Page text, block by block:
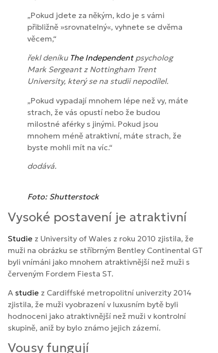
„Pokud jdete za někým, kdo je s vámi
přibližně »srovnatelný«, vyhnete se dvěma
věcem,“
řekl deníku The Independentpsycholog
Mark Sergeant z Nottingham Trent
University, který se na studii nepodílel.
„Pokud vypadají mnohem lépe než vy, máte
strach, že vás opustí nebo že budou
milostné aférky s jinými. Pokud jsou
mnohem méně atraktivní, máte strach, že
byste mohli mít na víc.“
dodává.
Foto: Shutterstock
Vysoké postavení je atraktivní
Studie z University of Wales z roku 2010 zjistila, že
muži na obrázku se stříbrným Bentley Continental GT
byli vnímáni jako mnohem atraktivnější než muži s
červeným Fordem Fiesta ST.
A studie z Cardiffské metropolitní univerzity 2014
zjistila, že muži vyobrazení v luxusním bytě byli
hodnoceni jako atraktivnější než muži v kontrolní
skupině, aniž by bylo známo jejich zázemí.
Vousy fungují